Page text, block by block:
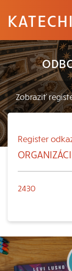
Register
2430